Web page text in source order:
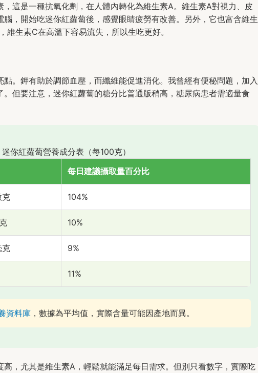
這是一種抗氧化劑，在人體內轉化為維生素A。維生素A對視力、皮
，開始吃迷你紅蘿蔔後，感覺眼睛疲勞有改善。另外，它也富含維生
維生素C在高溫下容易流失，所以生吃更好。
。鉀有助於調節血壓，而纖維能促進消化。我曾經有便秘問題，加入
但要注意，迷你紅蘿蔔的糖分比普通版稍高，糖尿病患者需適量食
迷你紅蘿蔔營養成分表（每100克）
每日建議攝取量百分比
104%
10%
9%
11%
資料庫 ，數據為平均值，實際含量可能因產地而異。
，尤其是維生素A，輕鬆就能滿足每日需求。但別只看數字，實際吃